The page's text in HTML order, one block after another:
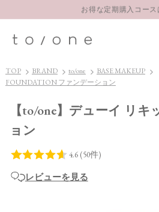
LINE お友達登録 500円OFFク
お得な定期購入コース
LINE お友達登録 500円OFFク
TOP BRAND to/one
BASE MAKEUP
FOUNDATION ファンデーション
【to/one】デューイ リ
ョン
レビューを見る